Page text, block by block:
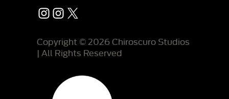
Instagram
Instagram
X
Copyright © 2026 Chiroscuro Studios
| All Rights Reserved